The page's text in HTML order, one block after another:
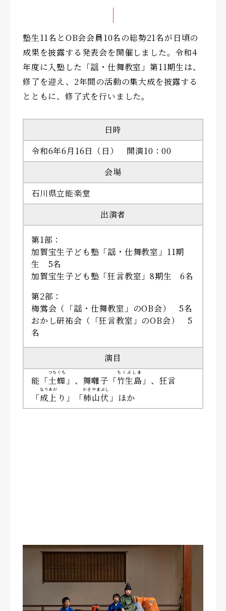
塾生11名とOB会会員10名の総勢21名が日頃の
成果を披露する発表会を開催しました。令和4
年度に入塾した「謡・仕舞教室」第11期生は、
修了を迎え、2年間の活動の集大成を披露する
とともに、修了式を行いました。
日時
令和6年6月16日（日） 開演10：00
会場
石川県立能楽堂
出演者
第1部：
加賀宝生子ども塾「謡・仕舞教室」11期
生 5名
加賀宝生子ども塾「狂言教室」8期生 6名
第2部：
梅鴬会（「謡・仕舞教室」のOB会） 5名
おかし研祐会（「狂言教室」のOB会） 5
名
演目
能「土蜘
つちぐも
」、舞囃子「竹生島
ちくぶしま
」、狂言
「成上
なりあが
り」「柿山伏
かきやまぶし
」ほか